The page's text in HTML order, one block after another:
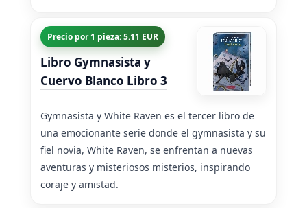
Precio por 1 pieza: 5.11 EUR
Libro Gymnasista y
Cuervo Blanco Libro 3
Gymnasista y White Raven es el tercer libro de
una emocionante serie donde el gymnasista y su
fiel novia, White Raven, se enfrentan a nuevas
aventuras y misteriosos misterios, inspirando
coraje y amistad.